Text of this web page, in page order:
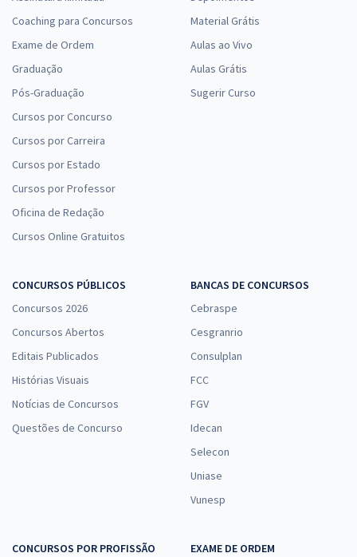
Coaching para Concursos
Exame de Ordem
Graduação
Pós-Graduação
Cursos por Concurso
Cursos por Carreira
Cursos por Estado
Cursos por Professor
Oficina de Redação
Cursos Online Gratuitos
Material Grátis
Aulas ao Vivo
Aulas Grátis
Sugerir Curso
CONCURSOS PÚBLICOS
Concursos 2026
Concursos Abertos
Editais Publicados
Histórias Visuais
Notícias de Concursos
Questões de Concurso
BANCAS DE CONCURSOS
Cebraspe
Cesgranrio
Consulplan
FCC
FGV
Idecan
Selecon
Uniase
Vunesp
CONCURSOS POR PROFISSÃO
EXAME DE ORDEM